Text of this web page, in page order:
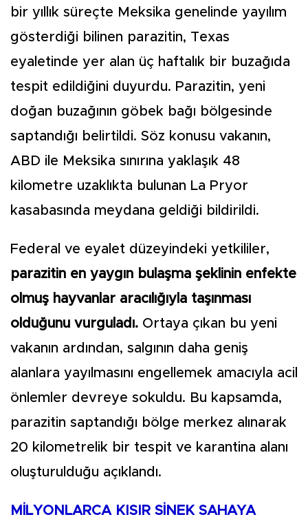
bir yıllık süreçte Meksika genelinde yayılım
gösterdiği bilinen parazitin, Texas
eyaletinde yer alan üç haftalık bir buzağıda
tespit edildiğini duyurdu. Parazitin, yeni
doğan buzağının göbek bağı bölgesinde
saptandığı belirtildi. Söz konusu vakanın,
ABD ile Meksika sınırına yaklaşık 48
kilometre uzaklıkta bulunan La Pryor
kasabasında meydana geldiği bildirildi.
Federal ve eyalet düzeyindeki yetkililer,
parazitin en yaygın bulaşma şeklinin enfekte
olmuş hayvanlar aracılığıyla taşınması
olduğunu vurguladı. Ortaya çıkan bu yeni
vakanın ardından, salgının daha geniş
alanlara yayılmasını engellemek amacıyla acil
önlemler devreye sokuldu. Bu kapsamda,
parazitin saptandığı bölge merkez alınarak
20 kilometrelik bir tespit ve karantina alanı
oluşturulduğu açıklandı.
MİLYONLARCA KISIR SİNEK SAHAYA